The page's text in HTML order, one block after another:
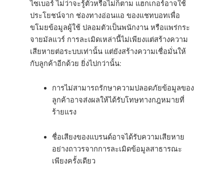
ไซเบอร์ ไม่ว่าจะรู้ตัวหรือไม่ก็ตาม แฮกเกอร์อาจใช้
ประโยชน์จาก ช่องทางอ่อนแอ ของแชทบอทเพื่อ
ขโมยข้อมูลผู้ใช้ ปลอมตัวเป็นพนักงาน หรือแพร่กระ
จายมัลแวร์ การละเมิดเหล่านี้ไม่เพียงแต่สร้างความ
เสียหายต่อระบบเท่านั้น แต่ยังสร้างความเชื่อมั่นให้
กับลูกค้าอีกด้วย ยิ่งไปกว่านั้น:
การไม่สามารถรักษาความปลอดภัยข้อมูลของ
ลูกค้าอาจส่งผลให้ได้รับโทษทางกฎหมายที่
ร้ายแรง
ชื่อเสียงของแบรนด์อาจได้รับความเสียหาย
อย่างถาวรจากการละเมิดข้อมูลสาธารณะ
เพียงครั้งเดียว